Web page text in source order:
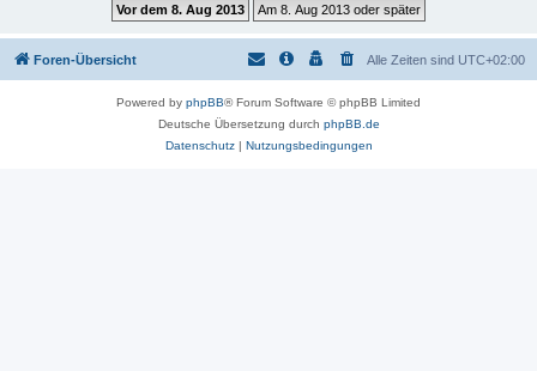
Foren-Übersicht Alle Zeiten sind UTC+02:00
Powered by phpBB® Forum Software © phpBB Limited
Deutsche Übersetzung durch phpBB.de
Datenschutz| Nutzungsbedingungen